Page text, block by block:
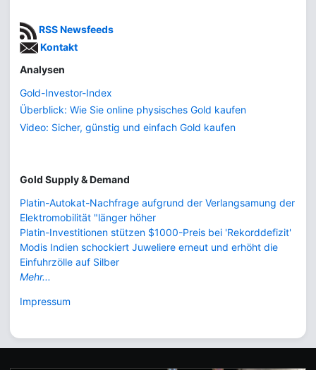
RSS Newsfeeds
Kontakt
Analysen
Gold-Investor-Index
Überblick: Wie Sie online physisches Gold kaufen
Video: Sicher, günstig und einfach Gold kaufen
Gold Supply & Demand
Platin-Autokat-Nachfrage aufgrund der Verlangsamung der
Elektromobilität "länger höher
Platin-Investitionen stützen $1000-Preis bei 'Rekorddefizit'
Modis Indien schockiert Juweliere erneut und erhöht die
Einfuhrzölle auf Silber
Mehr...
Impressum